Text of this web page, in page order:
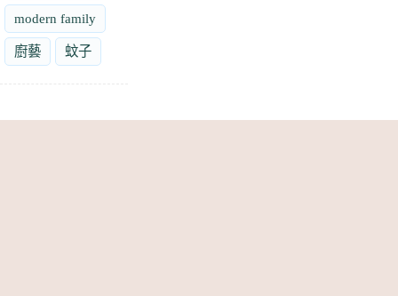
modern family
廚藝 蚊子